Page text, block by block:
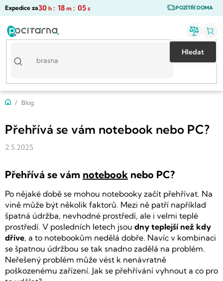
Přejít
POZÍTŘÍ DOMA
Expedice za30 h : 18 m : 04 s
Hledat
DomůBlog
Přehřívá se vám notebook nebo PC?
2.5.2025
Přehřívá se vám notebook nebo PC?
Po nějaké době se mohou notebooky začít přehřívat. Na
vině může být několik faktorů. Mezi ně patří například
špatná údržba, nevhodné prostředí, ale i velmi teplé
prostředí. V posledních letech jsou dny teplejší než kdy
dříve, a to notebookům nedělá dobře. Navíc v kombinaci
se špatnou údržbou se tak snadno zadělá na problém.
Neřešený problém může vést k nenávratně
poškozenému zařízení. Jak se přehřívání vyhnout a co pro